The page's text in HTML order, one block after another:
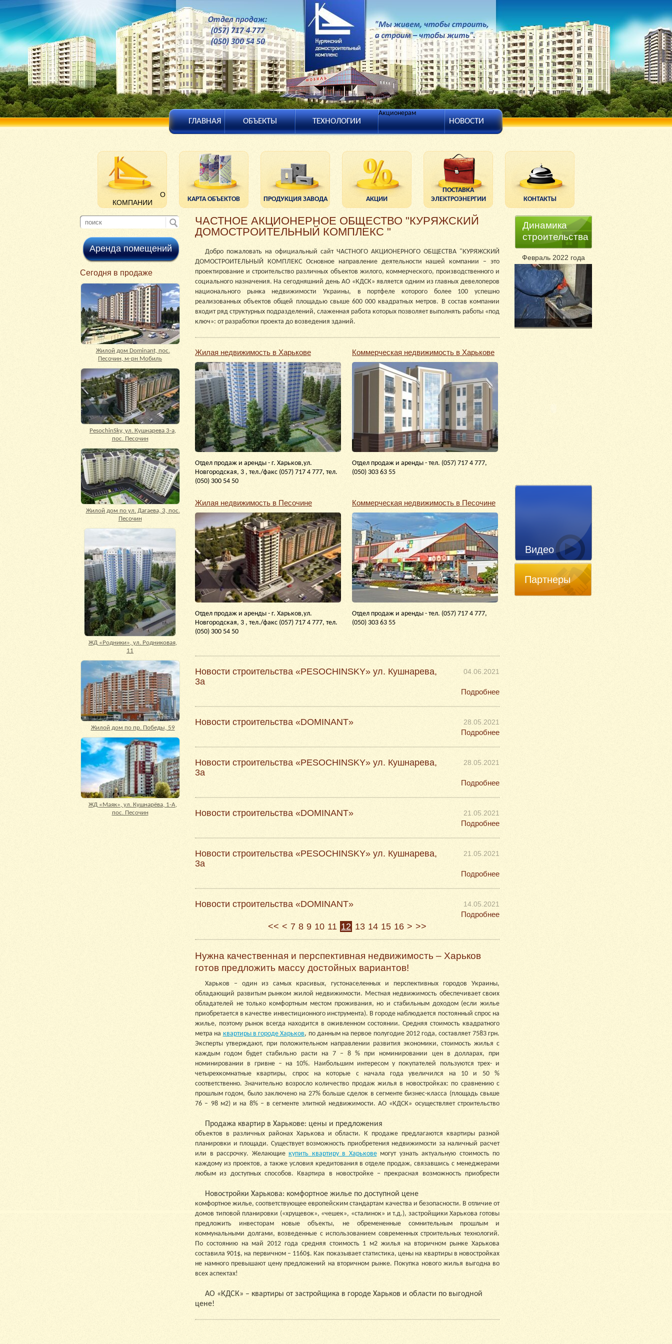
ГЛАВНАЯ ОБЪЕКТЫ ТЕХНОЛОГИИ
Акционерам
НОВОСТИ
О
КОМПАНИИ
КАРТА ОБЪЕКТОВ ПРОДУКЦИЯ ЗАВОДА АКЦИИ
ПОСТАВКА
ЭЛЕКТРОЭНЕРГИИ
КОНТАКТЫ
Аренда помещений
Cегодня в продаже
Жилой дом Dominant, пос.
Песочин, м-рн Мобиль
PesochinSky, ул. Кушнарева 3-а,
пос. Песочин
Жилой дом по ул. Дагаева, 3, пос.
Песочин
ЖД «Родники», ул. Родниковая,
11
Жилой дом по пр. Победы, 59
ЖД «Маяк», ул. Кушнарёва, 1-А,
пос. Песочин
ЧАСТНОЕ АКЦИОНЕРНОЕ ОБЩЕСТВО "КУРЯЖСКИЙ
ДОМОСТРОИТЕЛЬНЫЙ КОМПЛЕКС "
Добро пожаловать на официальный сайт ЧАСТНОГО АКЦИОНЕРНОГО ОБЩЕСТВА "КУРЯЖСКИЙ
ДОМОСТРОИТЕЛЬНЫЙ КОМПЛЕКС Основное направление деятельности нашей компании – это
проектирование и строительство различных объектов жилого, коммерческого, производственного и
социального назначения. На сегодняшний день АО «КДСК» является одним из главных девелоперов
национального рынка недвижимости Украины, в портфеле которого более 100 успешно
реализованных объектов общей площадью свыше 600 000 квадратных метров. В состав компании
входит ряд структурных подразделений, слаженная работа которых позволяет выполнять работы «под
ключ»: от разработки проекта до возведения зданий.
Жилая недвижимость в Харькове
Отдел продаж и аренды - г. Харьков,ул.
Новгородская, 3 , тел./факс (057) 717 4 777, тел.
(050) 300 54 50
Коммерческая недвижимость в Харькове
Отдел продаж и аренды - тел. (057) 717 4 777,
(050) 303 63 55
Жилая недвижимость в Песочине
Отдел продаж и аренды - г. Харьков,ул.
Новгородская, 3 , тел./факс (057) 717 4 777, тел.
(050) 300 54 50
Коммерческая недвижимость в Песочине
Отдел продаж и аренды - тел. (057) 717 4 777,
(050) 303 63 55
Новости строительства «PESOCHINSKY» ул. Кушнарева,
3а
04.06.2021
Подробнее
Новости строительства «DOMINANT» 28.05.2021
Подробнее
Новости строительства «PESOCHINSKY» ул. Кушнарева,
3а
28.05.2021
Подробнее
Новости строительства «DOMINANT» 21.05.2021
Подробнее
Новости строительства «PESOCHINSKY» ул. Кушнарева,
3а
21.05.2021
Подробнее
Новости строительства «DOMINANT» 14.05.2021
Подробнее
<< < 7 8 9 10 11 12 13 14 15 16 > >>
Нужна качественная и перспективная недвижимость – Харьков
готов предложить массу достойных вариантов!
Харьков – один из самых красивых, густонаселенных и перспективных городов Украины,
обладающий развитым рынком жилой недвижимости. Местная недвижимость обеспечивает своих
обладателей не только комфортным местом проживания, но и стабильным доходом (если жилье
приобретается в качестве инвестиционного инструмента). В городе наблюдается постоянный спрос на
жилье, поэтому рынок всегда находится в оживленном состоянии. Средняя стоимость квадратного
метра на квартиры в городе Харьков, по данным на первое полугодие 2012 года, составляет 7583 грн.
Эксперты утверждают, при положительном направлении развития экономики, стоимость жилья с
каждым годом будет стабильно расти на 7 – 8 % при номинировании цен в долларах, при
номинировании в гривне – на 10%. Наибольшим интересом у покупателей пользуются трех- и
четырехкомнатные квартиры, спрос на которые с начала года увеличился на 10 и 50 %
соответственно. Значительно возросло количество продаж жилья в новостройках: по сравнению с
прошлым годом, было заключено на 27% больше сделок в сегменте бизнес-класса (площадь свыше
76 – 98 м2) и на 8% – в сегменте элитной недвижимости.
Продажа квартир в Харькове: цены и предложения
АО «КДСК» осуществляет строительство
объектов в различных районах Харькова и области. К продаже предлагаются квартиры разной
планировки и площади. Существует возможность приобретения недвижимости за наличный расчет
или в рассрочку. Желающие купить квартиру в Харьковемогут узнать актуальную стоимость по
каждому из проектов, а также условия кредитования в отделе продаж, связавшись с менеджерами
любым из доступных способов.
Новостройки Харькова: комфортное жилье по доступной цене
Квартира в новостройке – прекрасная возможность приобрести
комфортное жилье, соответствующее европейским стандартам качества и безопасности. В отличие от
домов типовой планировки («хрущевок», «чешек», «сталинок» и т.д.), застройщики Харькова готовы
предложить инвесторам новые объекты, не обремененные сомнительным прошлым и
коммунальными долгами, возведенные с использованием современных строительных технологий.
По состоянию на май 2012 года средняя стоимость 1 м2 жилья на вторичном рынке Харькова
составила 901$, на первичном – 1160$. Как показывает статистика, цены на квартиры в новостройках
не намного превышают цену предложений на вторичном рынке. Покупка нового жилья выгодна во
всех аспектах!
АО «КДСК» – квартиры от застройщика в городе Харьков и области по выгодной
цене!
Динамика
строительства
Февраль 2022 года
Видео
Партнеры